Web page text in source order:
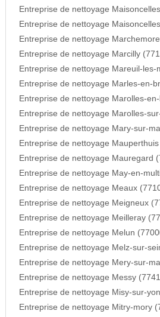
Entreprise de nettoyage
Entreprise de nettoyage
Entreprise de nettoyage
Entreprise de nettoyage Marcilly
Entreprise de nettoyage Mareuil-les-
Entreprise de nettoyage Marles-en-
Entreprise de nettoyage Marolles-
Entreprise de nettoyage Marolles-
Entreprise de nettoyage Mary-sur-
Entreprise de nettoyage
Entreprise de nettoyage Mauregard
Entreprise de nettoyage May-en-
Entreprise de nettoyage Meaux
Entreprise de nettoyage Meigneux
Entreprise de nettoyage Meilleray
Entreprise de nettoyage Melun
Entreprise de nettoyage Melz-sur-
Entreprise de nettoyage Mery-sur-
Entreprise de nettoyage Messy
Entreprise de nettoyage Misy-sur-
Entreprise de nettoyage Mitry-mory